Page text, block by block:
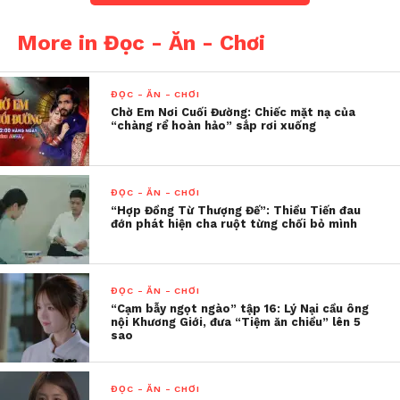
Chia sẻ về vai diễn, Fahmaan Khan cho biết đây là một
trong những nhân vật khác biệt nhất anh từng đảm
nhận. Nam diễn viên cho rằng khán giả sẽ được
chứng kiến một hình ảnh mới của anh trên màn ảnh.
Để phù hợp với tạo hình của nhân vật, Fahmaan Khan
cũng dành thời gian tập luyện và cải thiện thể lực sau
giai đoạn gián đoạn vì dịch bệnh.
More in Đọc - Ăn - Chơi
ĐỌC - ĂN - CHƠI
Chờ Em Nơi Cuối Đường: Chiếc mặt nạ của
“chàng rể hoàn hảo” sắp rơi xuống
ĐỌC - ĂN - CHƠI
“Hợp Đồng Từ Thượng Đế”: Thiều Tiến đau
đớn phát hiện cha ruột từng chối bỏ mình
ĐỌC - ĂN - CHƠI
“Cạm bẫy ngọt ngào” tập 16: Lý Nại cầu ông
nội Khương Giới, đưa “Tiệm ăn chiều” lên 5
sao
ĐỌC - ĂN - CHƠI